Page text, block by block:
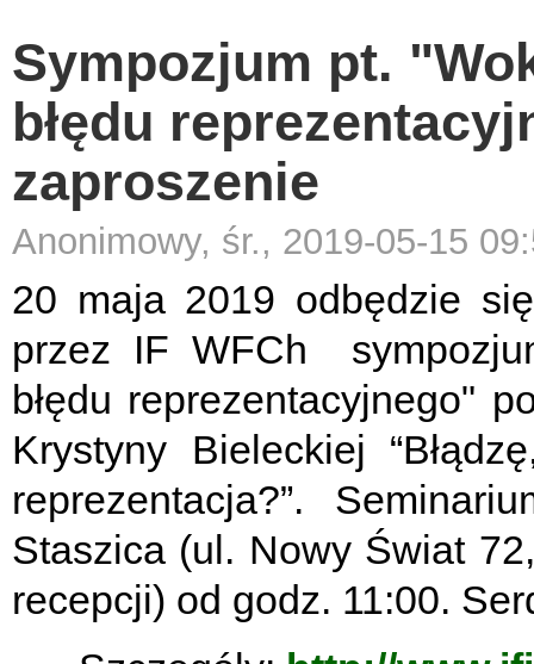
Sympozjum pt.
błędu
zaproszenie
Anonimowy, śr., 2019-05-15
20 maja 2019 odbędzie
przez IF WFCh
błędu reprezentacyjnego"
Krystyny Bieleckiej
reprezentacja?”.
Staszica (ul. Nowy Świat
recepcji) od godz. 11:00.